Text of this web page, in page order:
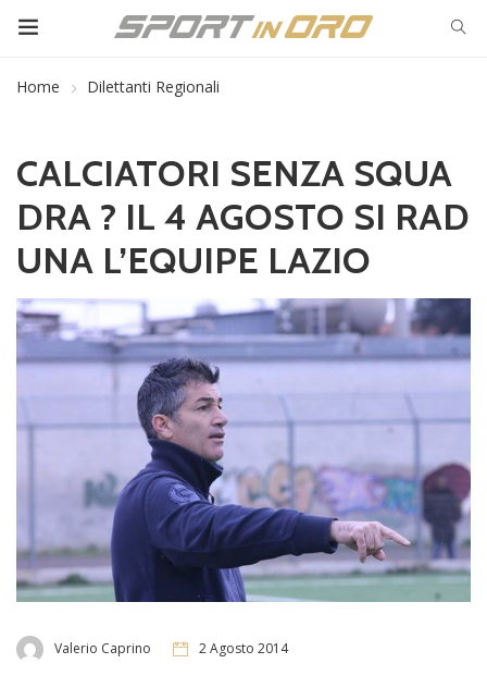
Home Dilettanti Regionali
CALCIATORI SENZA SQUA
DRA ? IL 4 AGOSTO SI RAD
UNA L’EQUIPE LAZIO
Valerio Caprino 2 Agosto 2014